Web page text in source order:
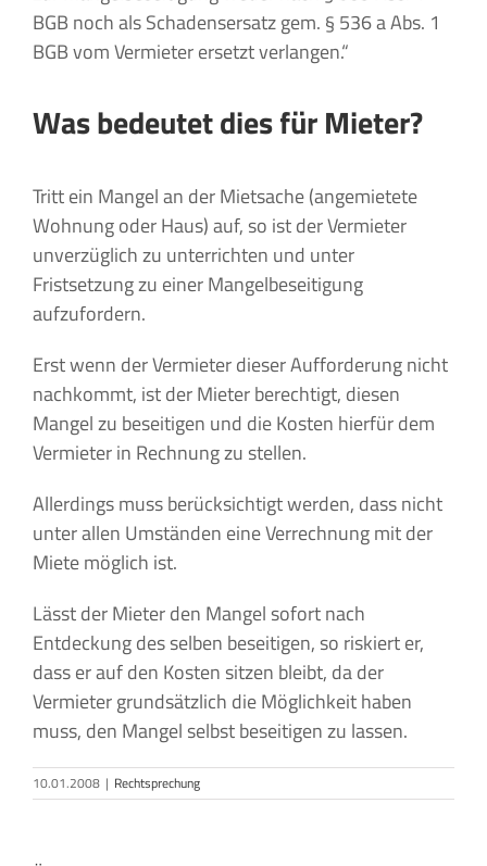
BGB noch als Schadensersatz gem. § 536 a Abs. 1
BGB vom Vermieter ersetzt verlangen.“
Was bedeutet dies für Mieter?
Tritt ein Mangel an der Mietsache (angemietete
Wohnung oder Haus) auf, so ist der Vermieter
unverzüglich zu unterrichten und unter
Fristsetzung zu einer Mangelbeseitigung
aufzufordern.
Erst wenn der Vermieter dieser Aufforderung nicht
nachkommt, ist der Mieter berechtigt, diesen
Mangel zu beseitigen und die Kosten hierfür dem
Vermieter in Rechnung zu stellen.
Allerdings muss berücksichtigt werden, dass nicht
unter allen Umständen eine Verrechnung mit der
Miete möglich ist.
Lässt der Mieter den Mangel sofort nach
Entdeckung des selben beseitigen, so riskiert er,
dass er auf den Kosten sitzen bleibt, da der
Vermieter grundsätzlich die Möglichkeit haben
muss, den Mangel selbst beseitigen zu lassen.
10.01.2008 | Rechtsprechung